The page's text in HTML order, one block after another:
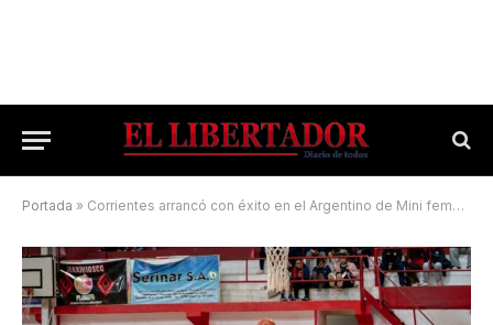
Portada » Corrientes arrancó con éxito en el Argentino de Mini femenino